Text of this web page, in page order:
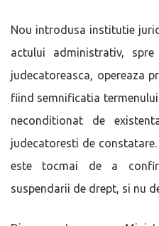
Nou introdusa institutie
actului administrativ,
judecatoreasca, opereaza
fiind semnificatia
neconditionat de
judecatoresti de
este tocmai de a
suspendarii de drept, si nu